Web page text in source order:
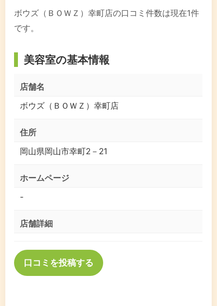
ボウズ（ＢＯＷＺ）幸町店の口コミ件数は現在1件
です。
美容室の基本情報
店舗名
ボウズ（ＢＯＷＺ）幸町店
住所
岡山県岡山市幸町2－21
ホームページ
-
店舗詳細
口コミを投稿する